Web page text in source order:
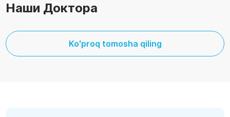
Наши Доктора
Ko'proq tomosha qiling